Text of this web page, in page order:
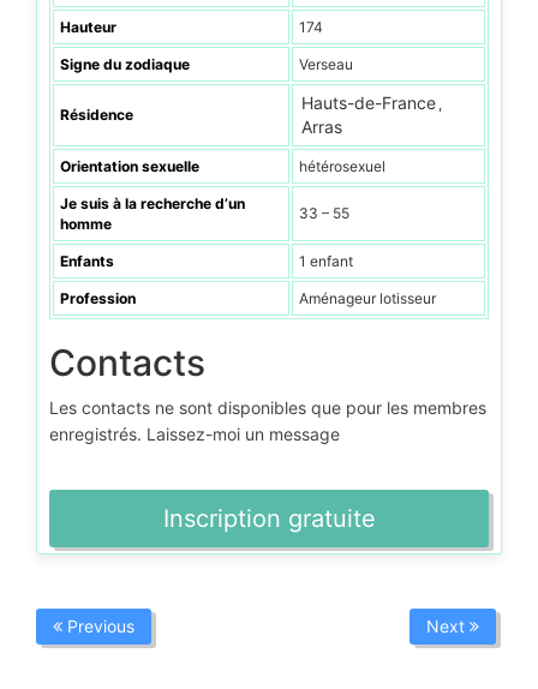
Hauteur 174
Signe du zodiaque Verseau
Résidence
Hauts-de-France ,
Arras
Orientation sexuelle hétérosexuel
Je suis à la recherche d’un
homme
33 – 55
Enfants 1 enfant
Profession Aménageur lotisseur
Contacts
Les contacts ne sont disponibles que pour les membres
enregistrés. Laissez-moi un message
Inscription gratuite
Previous Next